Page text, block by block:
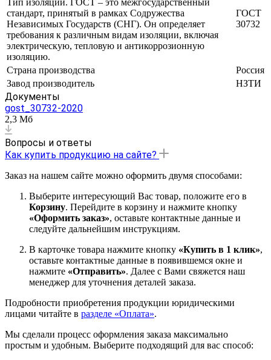
Тип изоляции. ГОСТ – это межгосударственный
стандарт, принятый в рамках Содружества
Независимых Государств (СНГ). Он определяет
требования к различным видам изоляции, включая
электрическую, тепловую и антикоррозионную
изоляцию.
ГОСТ
30732
Страна производства
Россия
Завод производитель
НЗТИ
Документы
gost_30732-2020
2,3 Мб
Вопросы и ответы
Как купить продукцию на сайте?
Заказ на нашем сайте можно оформить двумя способами:
Выберите интересующий Вас товар, положите его в
Корзину. Перейдите в корзину и нажмите кнопку
«Оформить заказ», оставьте контактные данные и
следуйте дальнейшим инструкциям.
В карточке товара нажмите кнопку «Купить в 1 клик»,
оставьте контактные данные в появившемся окне и
нажмите «Отправить». Далее с Вами свяжется наш
менеджер для уточнения деталей заказа.
Подробности приобретения продукции юридическими
лицами читайте в разделе «Оплата».
Мы сделали процесс оформления заказа максимально
простым и удобным. Выберите подходящий для вас способ: